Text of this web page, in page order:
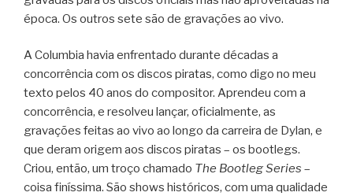
época. Os outros sete são de gravações ao vivo.
A Columbia havia enfrentado durante décadas a
concorrência com os discos piratas, como digo no meu
texto pelos 40 anos do compositor. Aprendeu com a
concorrência, e resolveu lançar, oficialmente, as
gravações feitas ao vivo ao longo da carreira de Dylan, e
que deram origem aos discos piratas – os bootlegs.
Criou, então, um troço chamado The Bootleg Series –
coisa finíssima. São shows históricos, com uma qualidade